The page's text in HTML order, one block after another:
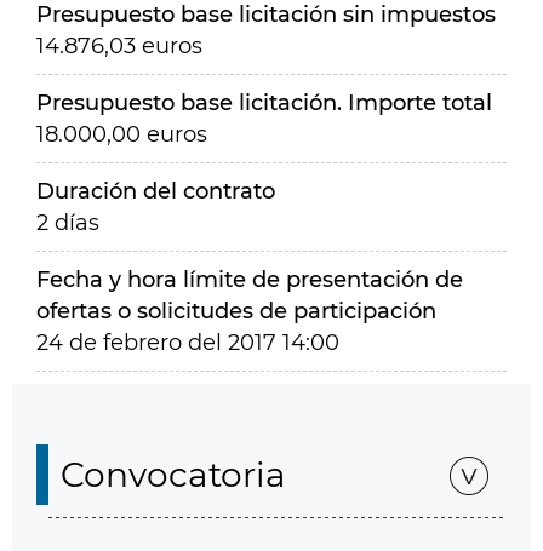
Presupuesto base licitación sin impuestos
14.876,03 euros
Presupuesto base licitación. Importe total
18.000,00 euros
Duración del contrato
2 días
Fecha y hora límite de presentación de
ofertas o solicitudes de participación
24 de febrero del 2017 14:00
Convocatoria